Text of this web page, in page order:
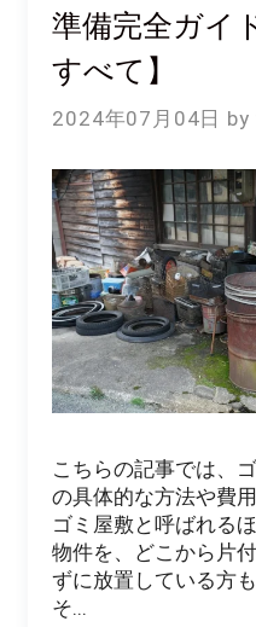
準備完全ガイ
すべて】
2024年07月04日
こちらの記事では、
の具体的な方法や費
ゴミ屋敷と呼ばれる
物件を、どこから片
ずに放置している方
そ...